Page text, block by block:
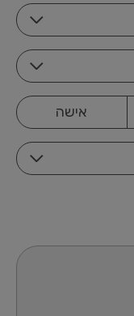
אישה